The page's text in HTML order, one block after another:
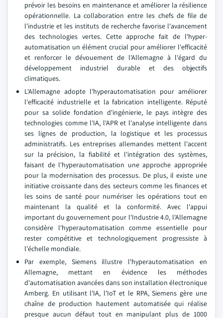
prévoir les besoins en maintenance et améliorer la résilience
opérationnelle. La collaboration entre les chefs de file de
l'industrie et les instituts de recherche favorise l'avancement
des technologies vertes. Cette approche fait de l'hyper-
automatisation un élément crucial pour améliorer l'efficacité
et renforcer le dévouement de l'Allemagne à l'égard du
développement industriel durable et des objectifs
climatiques.
L'Allemagne adopte l'hyperautomatisation pour améliorer
l'efficacité industrielle et la fabrication intelligente. Réputé
pour sa solide fondation d'ingénierie, le pays intègre des
technologies comme l'IA, l'APR et l'analyse intelligente dans
ses lignes de production, la logistique et les processus
administratifs. Les entreprises allemandes mettent l'accent
sur la précision, la fiabilité et l'intégration des systèmes,
faisant de l'hyperautomatisation une approche appropriée
pour la modernisation des processus. De plus, il existe une
initiative croissante dans des secteurs comme les finances et
les soins de santé pour numériser les opérations tout en
maintenant la qualité et la conformité. Avec l'appui
important du gouvernement pour l'Industrie 4.0, l'Allemagne
considère l'hyperautomatisation comme essentielle pour
rester compétitive et technologiquement progressiste à
l'échelle mondiale.
Par exemple, Siemens illustre l'hyperautomatisation en
Allemagne, mettant en évidence les méthodes
d'automatisation avancées dans son installation électronique
Amberg. En utilisant l'IA, l'IoT et le RPA, Siemens gère une
chaîne de production hautement automatisée qui réalise
presque aucun défaut tout en manipulant plus de 1000